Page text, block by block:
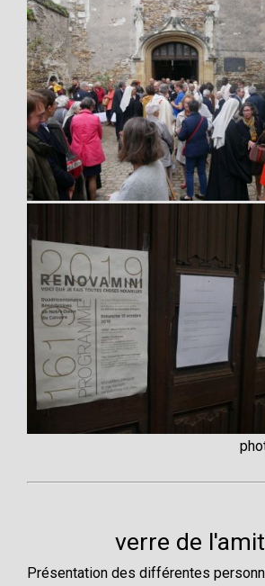
verre de
Présentation des différentes